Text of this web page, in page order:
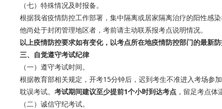
（七）特殊情况及时报备。
根据我省疫情防控工作部署，集中隔离或居家隔离治疗的阳性感
他尚处于封闭管理地区者，考前请主动联系报考点说明情况。
以上疫情防控要求如有变化，以考点所在地疫情防控部门的最新
三、自觉遵守考试纪律
（一）遵守考试时间。
根据教育部相关规定，开考15分钟后，迟到考生不准进入考场参
耽误考试。 考试期间建议至少提前1个小时到达考点 ，留足考点
（二）诚信守纪考试。